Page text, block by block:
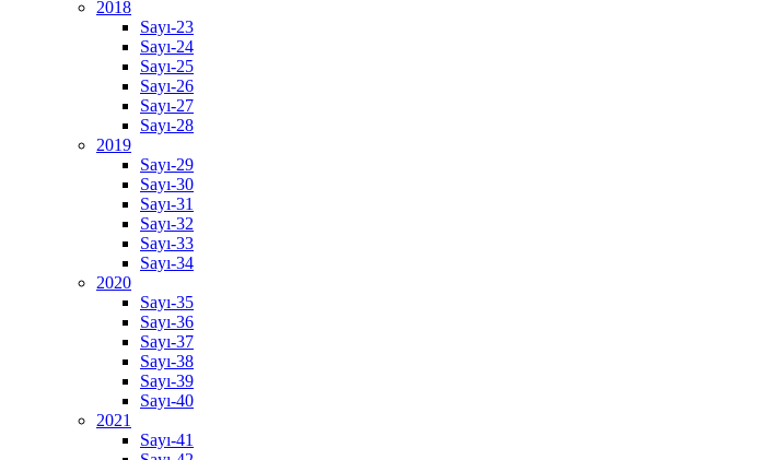
2018
Sayı-23
Sayı-24
Sayı-25
Sayı-26
Sayı-27
Sayı-28
2019
Sayı-29
Sayı-30
Sayı-31
Sayı-32
Sayı-33
Sayı-34
2020
Sayı-35
Sayı-36
Sayı-37
Sayı-38
Sayı-39
Sayı-40
2021
Sayı-41